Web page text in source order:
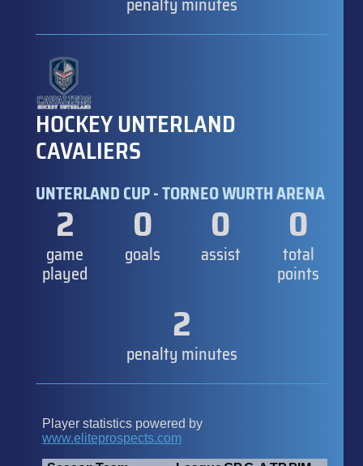
HOCKEY UNTERLAND
CAVALIERS
UNTERLAND CUP - TORNEO WURTH ARENA
2
game
played
0
goals
0
assist
0
total
points
2
penalty minutes